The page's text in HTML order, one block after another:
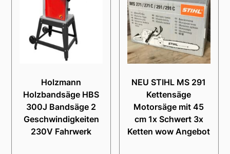
Holzmann
Holzbandsäge HBS
300J Bandsäge 2
Geschwindigkeiten
230V Fahrwerk
NEU STIHL MS 291
Kettensäge
Motorsäge mit 45
cm 1x Schwert 3x
Ketten wow Angebot